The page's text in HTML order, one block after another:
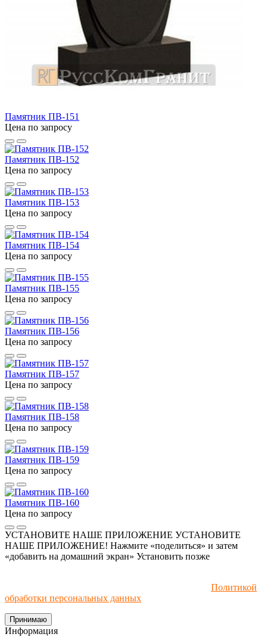
Памятник ПВ-151
Цена по запросу
Памятник ПВ-152
Цена по запросу
Памятник ПВ-153
Цена по запросу
Памятник ПВ-154
Цена по запросу
Памятник ПВ-155
Цена по запросу
Памятник ПВ-156
Цена по запросу
Памятник ПВ-157
Цена по запросу
Памятник ПВ-158
Цена по запросу
Памятник ПВ-159
Цена по запросу
Памятник ПВ-160
Цена по запросу
УСТАНОВИТЕ НАШЕ ПРИЛОЖЕНИЕ УСТАНОВИТЕ
НАШЕ ПРИЛОЖЕНИЕ! Нажмите «поделиться» и затем
«добавить на домашний экран» Установить позже
Политикой
обработки персональных данных
Принимаю
Информация